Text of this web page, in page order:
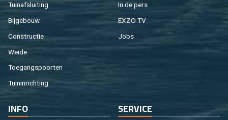
Tuin­af­slui­ting
Bij­ge­bouw
Con­struc­tie
Weide
Toe­gangs­poor­ten
Tuin­in­rich­ting
In de pers
EXZO TV
Jobs
INFO SER­VI­CE